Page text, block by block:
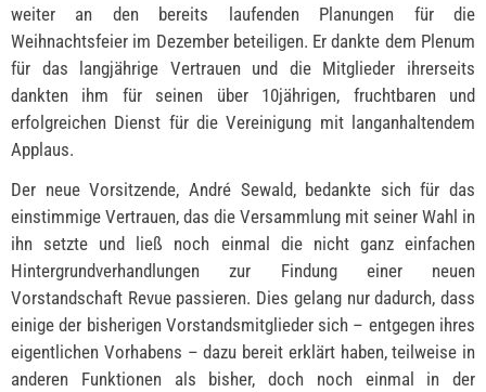
weiter an den bereits laufenden Planungen für die
Weihnachtsfeier im Dezember beteiligen. Er dankte dem Plenum
für das langjährige Vertrauen und die Mitglieder ihrerseits
dankten ihm für seinen über 10jährigen, fruchtbaren und
erfolgreichen Dienst für die Vereinigung mit langanhaltendem
Applaus.
Der neue Vorsitzende, André Sewald, bedankte sich für das
einstimmige Vertrauen, das die Versammlung mit seiner Wahl in
ihn setzte und ließ noch einmal die nicht ganz einfachen
Hintergrundverhandlungen zur Findung einer neuen
Vorstandschaft Revue passieren. Dies gelang nur dadurch, dass
einige der bisherigen Vorstandsmitglieder sich – entgegen ihres
eigentlichen Vorhabens – dazu bereit erklärt haben, teilweise in
anderen Funktionen als bisher, doch noch einmal in der